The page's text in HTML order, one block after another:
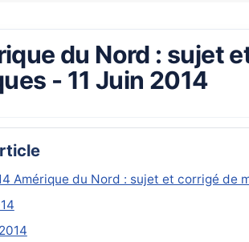
du Nord : sujet
- 11 Juin 2014
Amérique du Nord : sujet et corrigé de